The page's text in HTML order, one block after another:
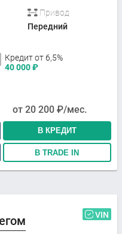
Привод
Передний
Кредит от 6,5%
40 000₽
от 20 200 ₽/мес.
В КРЕДИТ
В TRADE IN
VIN